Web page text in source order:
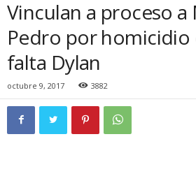
Vinculan a proceso a
Pedro por homicidio
falta Dylan
octubre 9, 2017 3882